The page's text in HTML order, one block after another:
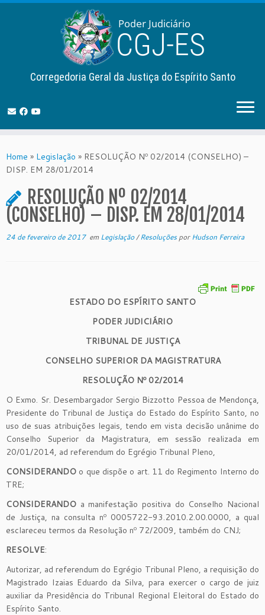
to
content
Corregedoria Geral da Justiça do Espírito Santo
Home » Legislação » RESOLUÇÃO Nº 02/2014 (CONSELHO) –
DISP. EM 28/01/2014
RESOLUÇÃO Nº 02/2014
(CONSELHO) – DISP. EM 28/01/2014
24 de fevereiro de 2017em Legislação/ResoluçõesporHudson Ferreira
ESTADO DO ESPÍRITO SANTO
PODER JUDICIÁRIO
TRIBUNAL DE JUSTIÇA
CONSELHO SUPERIOR DA MAGISTRATURA
RESOLUÇÃO Nº 02/2014
O Exmo. Sr. Desembargador Sergio Bizzotto Pessoa de Mendonça,
Presidente do Tribunal de Justiça do Estado do Espírito Santo, no
uso de suas atribuições legais, tendo em vista decisão unânime do
Conselho Superior da Magistratura, em sessão realizada em
20/01/2014, ad referendum do Egrégio Tribunal Pleno,
CONSIDERANDO o que dispõe o art. 11 do Regimento Interno do
TRE;
CONSIDERANDO a manifestação positiva do Conselho Nacional
de Justiça, na consulta nº 0005722-93.2010.2.00.0000, a qual
esclareceu termos da Resolução nº 72/2009, também do CNJ;
RESOLVE:
Autorizar, ad referendum do Egrégio Tribunal Pleno, a requisição do
Magistrado Izaias Eduardo da Silva, para exercer o cargo de juiz
auxiliar da Presidência do Tribunal Regional Eleitoral do Estado do
Espírito Santo.